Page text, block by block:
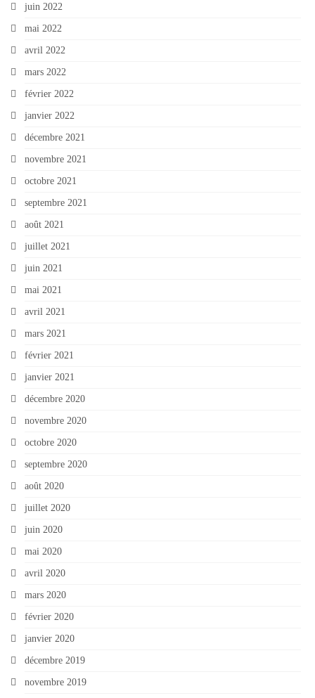
juin 2022
mai 2022
avril 2022
mars 2022
février 2022
janvier 2022
décembre 2021
novembre 2021
octobre 2021
septembre 2021
août 2021
juillet 2021
juin 2021
mai 2021
avril 2021
mars 2021
février 2021
janvier 2021
décembre 2020
novembre 2020
octobre 2020
septembre 2020
août 2020
juillet 2020
juin 2020
mai 2020
avril 2020
mars 2020
février 2020
janvier 2020
décembre 2019
novembre 2019